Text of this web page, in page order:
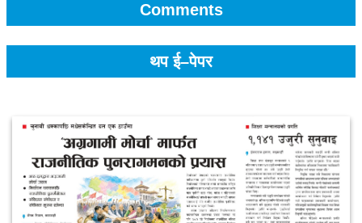
Comments
थप ई–पेपर